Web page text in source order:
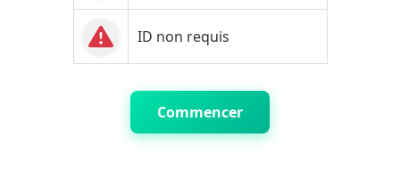
ID non requis
Commencer